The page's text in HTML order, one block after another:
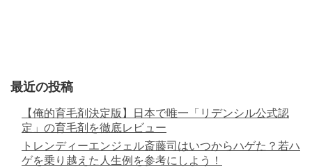
最近の投稿
【俺的育毛剤決定版】日本で唯一「リデンシル公式認
定」の育毛剤を徹底レビュー
トレンディーエンジェル斎藤司はいつからハゲた？若ハ
ゲを乗り越えた人生例を参考にしよう！